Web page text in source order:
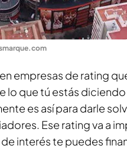
empresas de rating
lo que tú estás diciendo
es así para darle
Ese rating va a
interés te puedes